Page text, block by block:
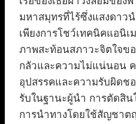
มหาสมุทรที่ไร้ซึ่งแสงดาว
เพียงการโชว์เทคนิคแอนิ
ภาพสะท้อนสภาวะจิตใจข
กลัวและความไม่แน่นอน
อุปสรรคและความรับผิดช
รับในฐานะผู้นำ การตัดสิน
การนำทางโดยใช้สัญชา